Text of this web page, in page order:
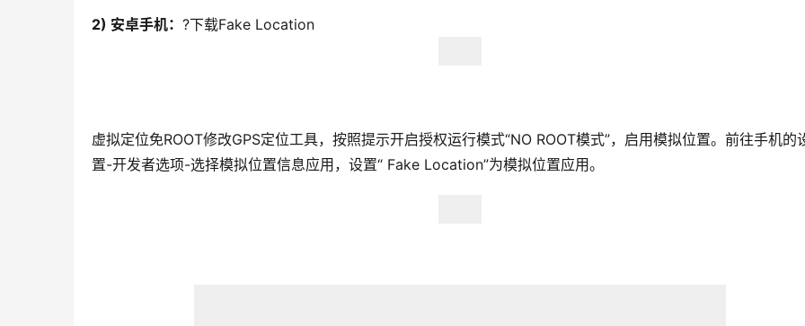
2) 安卓手机： ?下载Fake Location
虚拟定位免ROOT修改GPS定位工具，按照提示开启授权运行模式“NO ROOT模式”，启用模拟位置。前往手机的
置-开发者选项-选择模拟位置信息应用，设置“ Fake Location”为模拟位置应用。